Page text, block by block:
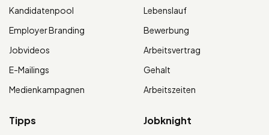
Kandidatenpool
Employer Branding
Jobvideos
E-Mailings
Medienkampagnen
Lebenslauf
Bewerbung
Arbeitsvertrag
Gehalt
Arbeitszeiten
Tipps Jobknight